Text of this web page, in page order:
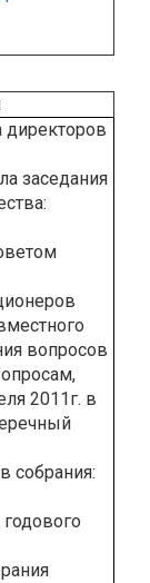
директоров
заседания
вопросов
2011г. в
собрания: